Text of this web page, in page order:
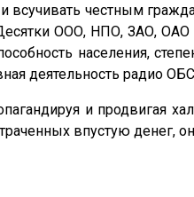
честным
ООО, НПО, ЗАО,
населения,
деятельность радио
и продвигая
впустую денег,